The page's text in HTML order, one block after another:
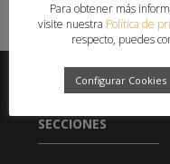
SECCIONES
Para obtener más
visite nuestra Política de
respecto, puedes
Configurar Cookies